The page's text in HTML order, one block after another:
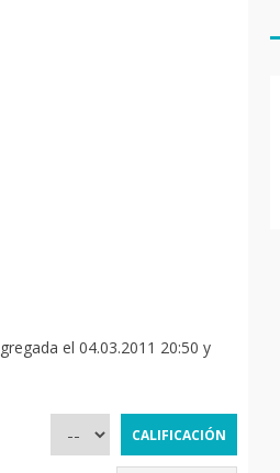
el 04.03.2011 20:50 y